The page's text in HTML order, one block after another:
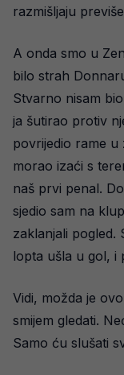
razmišljaju
A onda smo u
bilo strah
Stvarno nisam
ja šutirao protiv
povrijedio rame u
morao izaći s
naš prvi penal.
sjedio sam na
zaklanjali pogled.
lopta ušla u gol, i
Vidi, možda je
smijem gledati.
Samo ću slušati